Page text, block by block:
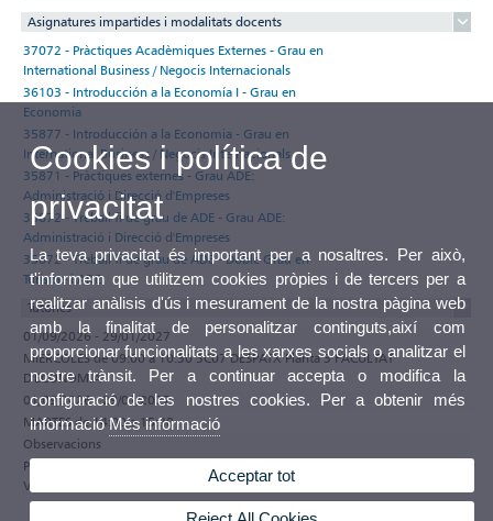
Asignatures impartides i modalitats docents
37072 - Pràctiques Acadèmiques Externes - Grau en
International Business / Negocis Internacionals
36103 - Introducción a la Economía I - Grau en
Economia
35877 - Introducción a la Economia - Grau en
International Business / Negocis Internacionals
35871 - Pràctiques externes - Grau ADE:
Administració i Direcció d'Empreses
35872 - Treball fi de grau de ADE - Grau ADE:
Administració i Direcció d'Empreses
35872 - Treball fi de grau de ADE - Doble Grau en
Turisme i ADE
Tutories
01/09/2026 - 29/01/2027
MIÉRCOLES de 09:00 a 10:30 3C07 DESPATX Planta 3 FACULTAT
D'ECONOMIA
01/09/2026 - 29/01/2027
MARTES de 14:00 a 15:30
Observacions
Participa en el programa de tutories electròniques de la Universitat de
València
Cookies i política de
privacitat
La teva privacitat és important per a nosaltres. Per això,
t'informem que utilitzem cookies pròpies i de tercers per a
realitzar anàlisis d'ús i mesurament de la nostra pàgina web
amb la finalitat de personalitzar continguts,així com
proporcionar funcionalitats a les xarxes socials o analitzar el
nostre trànsit. Per a continuar accepta o modifica la
configuració de les nostres cookies. Per a obtenir més
informacióMés informació
Acceptar tot